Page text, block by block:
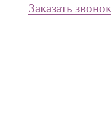
Заказать звонок